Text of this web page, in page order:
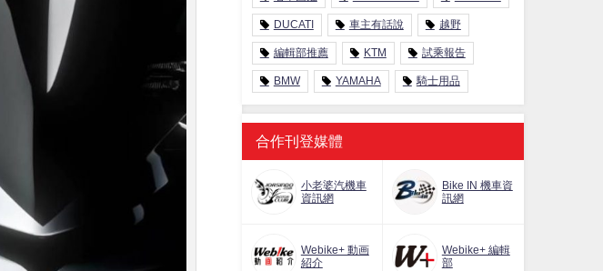
DUCATI 車主有話說 越野
編輯部推薦 KTM 試乘報告
BMW YAMAHA 騎士用品
合作刊登媒體
小老婆汽機車
資訊網
Bike IN 機車資
訊網
Webike+ 動画
紹介
Webike+ 編輯
部